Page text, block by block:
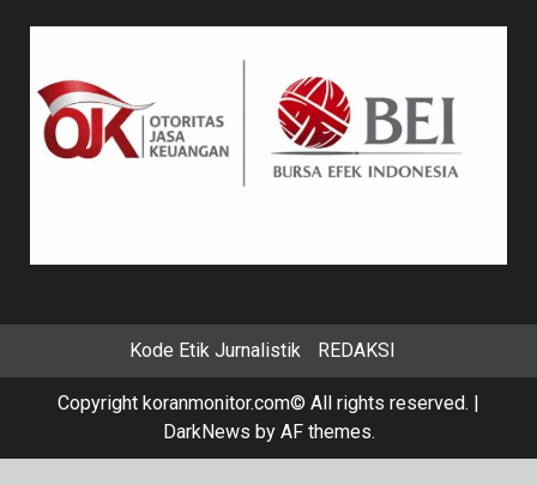
Kode Etik Jurnalistik REDAKSI
Copyright koranmonitor.com© All rights reserved. |
DarkNews by AF themes.